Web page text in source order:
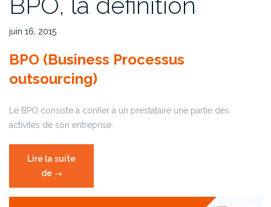
juin 16, 2015
BPO (Business Processus
outsourcing)
Le BPO consiste à confier à un prestataire une partie des
activités de son entreprise.
Lire la suite
de « BPO,
la
→